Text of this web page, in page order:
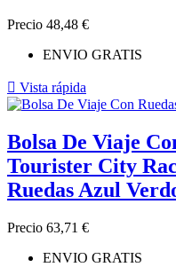
Precio 48,48 €
ENVIO GRATIS
 Vista rápida
Bolsa De Viaje
Tourister City
Ruedas Azul
Precio 63,71 €
ENVIO GRATIS